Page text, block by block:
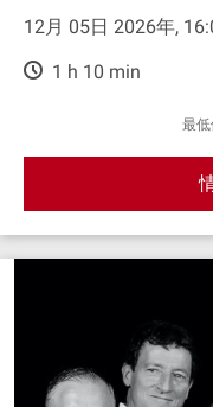
12月 05日 2026年,
1 h 10 min
最